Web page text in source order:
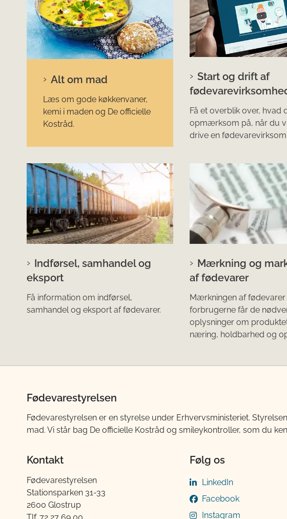
Alt om mad
Læs om gode køkkenvaner,
kemi i maden og De officielle
Kostråd.
Start og drift af
Få et overblik over, hvad
opmærksom på, når du
drive en
Indførsel, samhandel og
eksport
Få information om indførsel,
samhandel og eksport af fødevarer.
Mærkning og
af fødevarer
Mærkningen af fødevarer
forbrugerne får de
oplysninger om
næring, holdbarhed og
Fødevarestyrelsen
Fødevarestyrelsen er en styrelse under Erhvervsministeriet.
mad. Vi står bag De officielle Kostråd og smileykontroller, som du
Kontakt
Fødevarestyrelsen
Stationsparken 31-33
2600 Glostrup
Følg os
LinkedIn
Facebook
Instagram